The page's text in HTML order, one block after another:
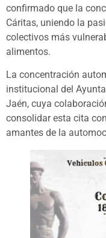
confirmado que la
Cáritas, uniendo la
colectivos más
alimentos.
La concentración
institucional del
Jaén, cuya
consolidar esta cita
amantes de la